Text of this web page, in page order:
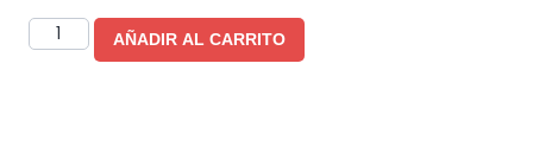
AÑADIR AL CARRITO